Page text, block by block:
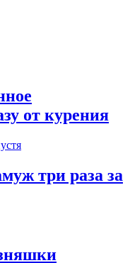
от курения
три раза за